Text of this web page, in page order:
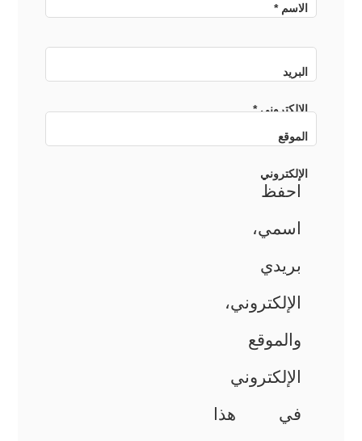
الاسم*
البريد
الإلكتروني*
الموقع
الإلكتروني
احفظ
اسمي،
بريدي
الإلكتروني،
والموقع
الإلكتروني
في هذا